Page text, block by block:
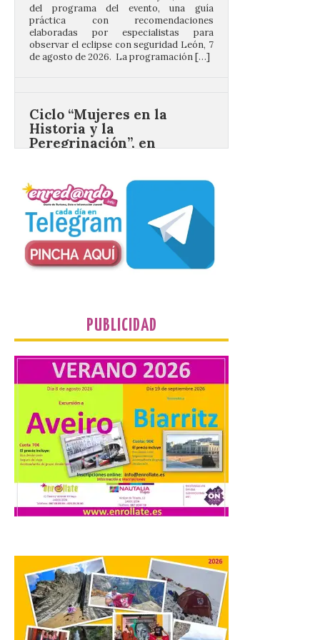
Ciclo “Mujeres en la
7 Ago 2026
Alonso, sobre la
peregrinación femenina.
Presentación del Libro
“Va de Monjas”, de José
Fernando Cornejo. Apertura de una doble
exposición de fotografía. Este viernes, 7
de agosto, a las 20,00 horas, en el
auditorio de Benavides de […]
Food trucks y música en
Valencia de Don Juan en
una nueva edición de
Castle Food 2026
7 Ago 2026
Castle Food combina la
música en directo con
food trucks y tiendas de
market esperando atraer
a miles de personas. La
localidad leonesa de Valencia de Don Juan
sigue adelante con su calendario de
La Comisión actualiza su
programa insignia de
prácticas Blue Book,
abriéndolo a titulados de
PUBLICIDAD